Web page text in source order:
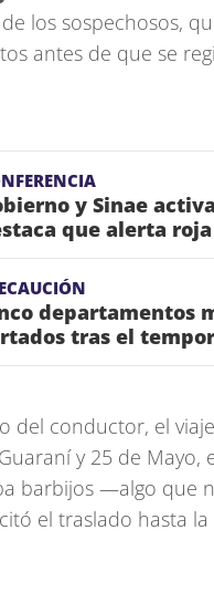
los sospechosos,
antes de que se
y Sinae
que alerta
departamentos
tras el
del conductor, el
y 25 de Mayo,
barbijos —algo que
el traslado hasta la